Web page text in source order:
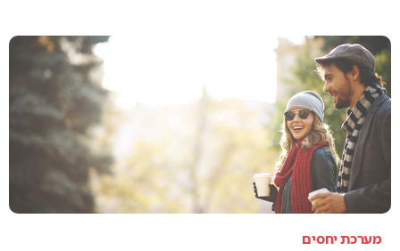
מערכת יחסים